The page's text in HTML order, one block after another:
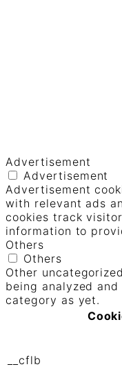
Advertisement
Advertisement
Advertisement
with relevant ads
cookies track
information to
Others
Others
Other
being analyzed
category as yet.
__cflb